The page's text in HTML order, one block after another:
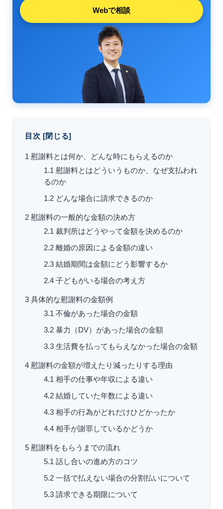
Webで相談
目次 [閉じる]
1 慰謝料とは何か、どんな時にもらえるのか
1.1 慰謝料とはどういうものか、なぜ支払われ
るのか
1.2 どんな場合に請求できるのか
2 慰謝料の一般的な金額の決め方
2.1 裁判所はどうやって金額を決めるのか
2.2 離婚の原因による金額の違い
2.3 結婚期間は金額にどう影響するか
2.4 子どもがいる場合の考え方
3 具体的な慰謝料の金額例
3.1 不倫があった場合の金額
3.2 暴力（DV）があった場合の金額
3.3 生活費を払ってもらえなかった場合の金額
4 慰謝料の金額が増えたり減ったりする理由
4.1 相手の仕事や年収による違い
4.2 結婚していた年数による違い
4.3 相手の行為がどれだけひどかったか
4.4 相手が謝罪しているかどうか
5 慰謝料をもらうまでの流れ
5.1 話し合いの進め方のコツ
5.2 一括で払えない場合の分割払いについて
5.3 請求できる期限について